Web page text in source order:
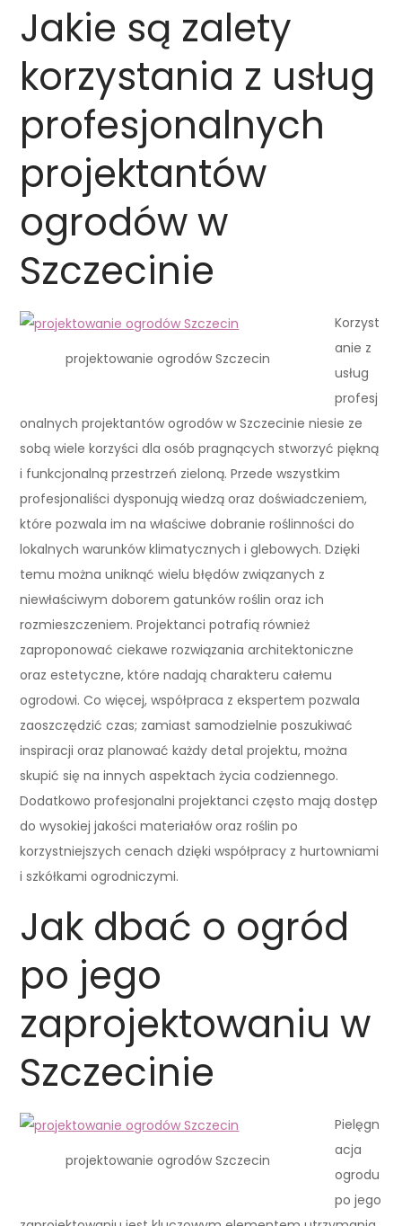
Jakie są zalety
korzystania z usług
profesjonalnych
projektantów
ogrodów w
Szczecinie
projektowanie ogrodów Szczecin
Korzyst
anie z
usług
profesj
onalnych projektantów ogrodów w Szczecinie niesie ze
sobą wiele korzyści dla osób pragnących stworzyć piękną
i funkcjonalną przestrzeń zieloną. Przede wszystkim
profesjonaliści dysponują wiedzą oraz doświadczeniem,
które pozwala im na właściwe dobranie roślinności do
lokalnych warunków klimatycznych i glebowych. Dzięki
temu można uniknąć wielu błędów związanych z
niewłaściwym doborem gatunków roślin oraz ich
rozmieszczeniem. Projektanci potrafią również
zaproponować ciekawe rozwiązania architektoniczne
oraz estetyczne, które nadają charakteru całemu
ogrodowi. Co więcej, współpraca z ekspertem pozwala
zaoszczędzić czas; zamiast samodzielnie poszukiwać
inspiracji oraz planować każdy detal projektu, można
skupić się na innych aspektach życia codziennego.
Dodatkowo profesjonalni projektanci często mają dostęp
do wysokiej jakości materiałów oraz roślin po
korzystniejszych cenach dzięki współpracy z hurtowniami
i szkółkami ogrodniczymi.
Jak dbać o ogród
po jego
zaprojektowaniu w
Szczecinie
projektowanie ogrodów Szczecin
Pielęgn
acja
ogrodu
po jego